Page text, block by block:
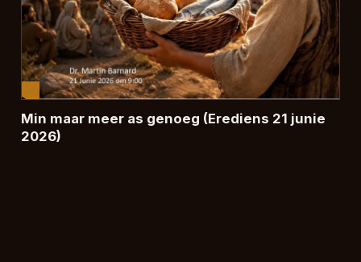
Min maar meer as genoeg (Erediens 21 junie
2026)